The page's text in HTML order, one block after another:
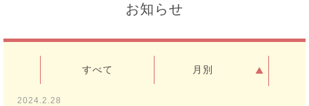
お知らせ
すべて 月別
2024.2.28